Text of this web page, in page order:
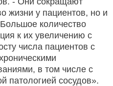
жизни у пациентов, но и
количество
к их увеличению с
числа пациентов с
в том числе с
патологией сосудов».